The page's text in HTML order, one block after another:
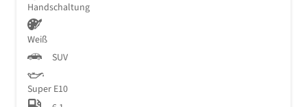
Handschaltung
Weiß
SUV
Super E10